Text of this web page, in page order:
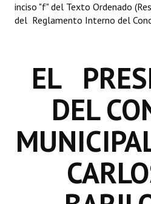
Registros y Distinciones
Premio al Mérito - Registro
Audiencias Públicas - Registro
Mujeres que Dejaron Huellas -
Periodistas Decanos - Registro
Ciudadano Ilustre - Registro
Banca del Vecino - Registro
inciso "f" del Texto Ordenado
del Reglamento Interno del
EL
DEL